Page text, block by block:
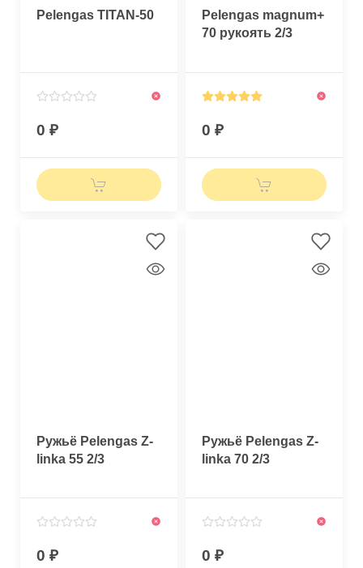
Pelengas TITAN-50
0
Pelengas magnum+
70 рукоять 2/3
0
Ружьё Pelengas Z-
linka 55 2/3
0
Ружьё Pelengas Z-
linka 70 2/3
0